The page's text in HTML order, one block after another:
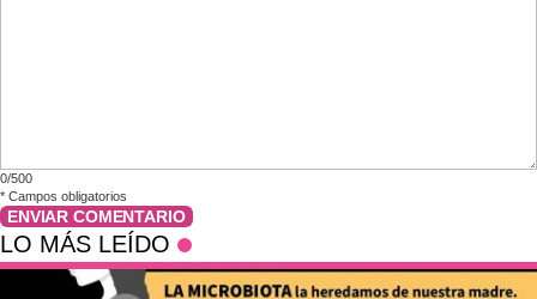
0/500
* Campos obligatorios
ENVIAR COMENTARIO
LO MÁS LEÍDO